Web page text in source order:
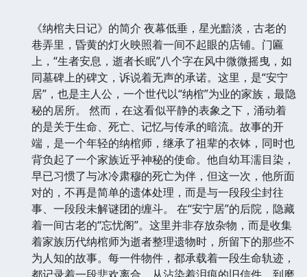
《纳棺夫日记》的简介 夜幕低垂，星光黯淡，古老的
巷弄里，昏黄的灯火映照着一间不起眼的店铺。门匾
上，“生者安息，逝者长眠”八个字在风中微微摇曳，如
同墓碑上的碑文，诉说着无声的承诺。这里，是“安宁
居”，也是主人公，一个世代以“纳棺”为业的家族，最隐
秘的居所。 然而，在这看似平静的表象之下，涌动着
的是关于生命、死亡、记忆与传承的暗流。故事的开
端，是一个年轻的纳棺师，继承了祖辈的衣钵，同时也
背负起了一个家族近乎神秘的使命。他自幼耳濡目染，
早已习惯了与冰冷肃穆的死亡为伴，但这一次，他所面
对的，不再是简单的遗体处理，而是与一段段尘封往
事、一段段未解谜团的缠斗。 在“安宁居”的后院，隐藏
着一间古老的“忘忧阁”。这里并非存放杂物，而是收集
着家族历代纳棺师为逝者整理遗物时，所留下的那些不
为人知的故事。每一件物件，都承载着一段生命轨迹，